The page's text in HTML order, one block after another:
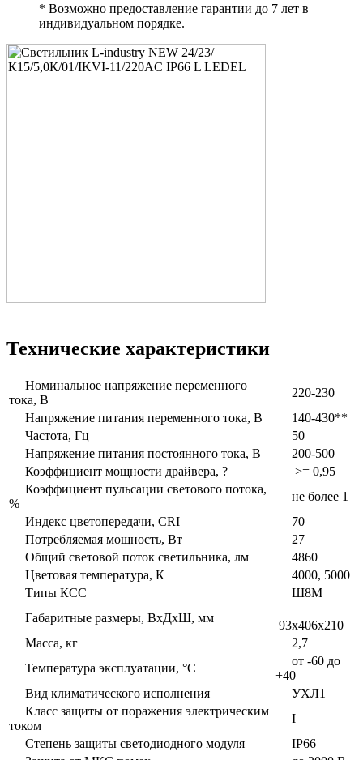
* Возможно предоставление гарантии до 7 лет в
индивидуальном порядке.
Технические характеристики
Номинальное напряжение переменного
тока, В
220-230
Напряжение питания переменного тока, В
140-430**
Частота, Гц
50
Напряжение питания постоянного тока, В
200-500
Коэффициент мощности драйвера, ?
>= 0,95
Коэффициент пульсации светового потока,
%
не более 1
Индекс цветопередачи, CRI
70
Потребляемая мощность, Вт
27
Общий световой поток светильника, лм
4860
Цветовая температура, К
4000, 5000
Типы КСС
Ш8М
Габаритные размеры, ВxДxШ, мм
93x406x210
Масса, кг
2,7
Температура эксплуатации, °С
от -60 до
+40
Вид климатического исполнения
УХЛ1
Класс защиты от поражения электрическим
током
I
Степень защиты светодиодного модуля
IP66